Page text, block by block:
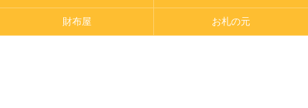
財布屋 お札の元